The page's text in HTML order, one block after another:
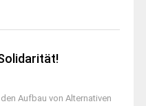
Aufbau von Alternativen